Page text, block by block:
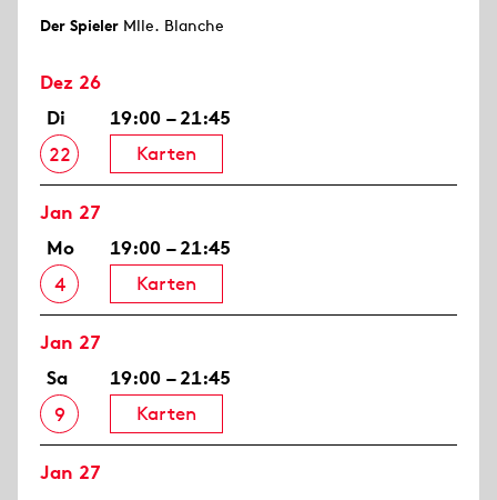
Der Spieler Mlle. Blanche
Dez 26
Di
22
19:00 – 21:45
Karten
Jan 27
Mo
4
19:00 – 21:45
Karten
Jan 27
Sa
9
19:00 – 21:45
Karten
Jan 27